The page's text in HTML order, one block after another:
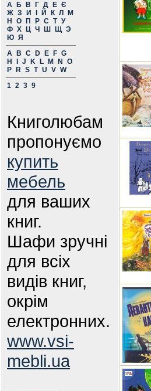
А Б В Г Д Е Є
Ж З И Й К Л
М
Н
О П Р С Т У
Ф Х Ц Ч Ш Щ Э
Ю Я
A
B C D E F G
H
J K L M N
O
P
R S T U V W
1 2 3 9
Книголюбам
пропонуємо
купить
мебель
для ваших
книг.
Шафи зручні
для всіх
видів книг,
окрім
електронних.
www.vsi-
mebli.ua